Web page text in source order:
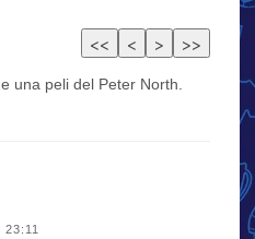
una peli del Peter North.
23:11